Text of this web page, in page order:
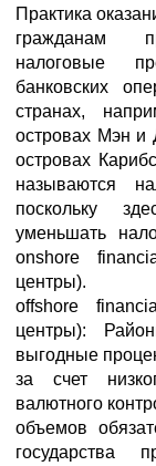
Практика
гражданам
налоговые
банковских
странах,
островах Мэн и
островах
называются
поскольку
уменьшать
onshore
центры).
offshore
центры):
выгодные
за счет
валютного
объемов
государства